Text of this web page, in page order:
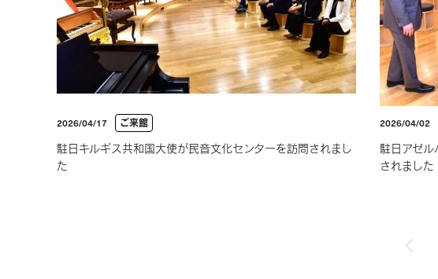
2026/04/17 ご来館
駐日キルギス共和国大使が民音文化センターを訪問されまし
た
2026/04/02
駐日アゼ
されました